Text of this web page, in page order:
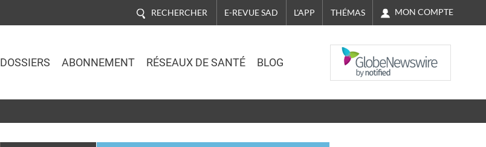
RECHERCHER E-REVUE SAD L'APP THÉMAS MON COMPTE
DOSSIERS ABONNEMENT RÉSEAUX DE SANTÉ BLOG
NASDAQ